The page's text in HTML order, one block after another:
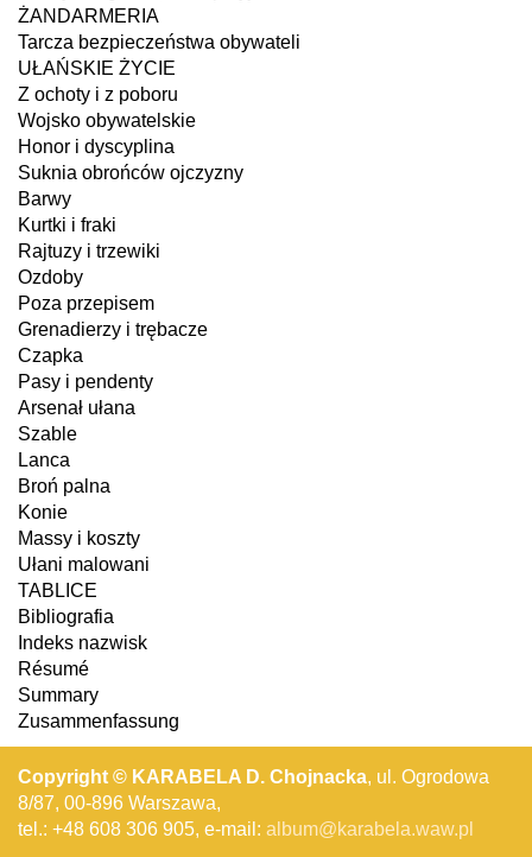
ŻANDARMERIA
Tarcza bezpieczeństwa obywateli
UŁAŃSKIE ŻYCIE
Z ochoty i z poboru
Wojsko obywatelskie
Honor i dyscyplina
Suknia obrońców ojczyzny
Barwy
Kurtki i fraki
Rajtuzy i trzewiki
Ozdoby
Poza przepisem
Grenadierzy i trębacze
Czapka
Pasy i pendenty
Arsenał ułana
Szable
Lanca
Broń palna
Konie
Massy i koszty
Ułani malowani
TABLICE
Bibliografia
Indeks nazwisk
Résumé
Summary
Zusammenfassung
Copyright © KARABELA D. Chojnacka, ul. Ogrodowa
8/87, 00-896 Warszawa,
tel.: +48 608 306 905, e-mail: album@karabela.waw.pl